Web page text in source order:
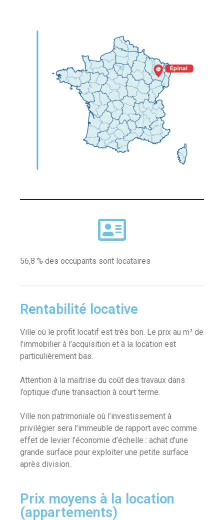
56,8 % des occupants sont locataires
Rentabilité locative
Ville où le profit locatif est très bon. Le prix au m² de
l’immobilier à l’acquisition et à la location est
particulièrement bas.
Attention à la maitrise du coût des travaux dans
l’optique d’une transaction à court terme.
Ville non patrimoniale où l’investissement à
privilégier sera l’immeuble de rapport avec comme
effet de levier l’économie d’échelle : achat d’une
grande surface pour exploiter une petite surface
après division.
Prix moyens à la location
(appartements)